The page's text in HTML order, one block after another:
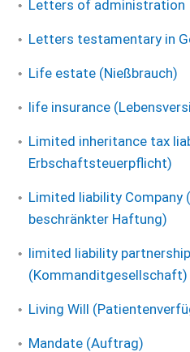
Letters of administration
Letters testamentary in
Life estate (Nießbrauch)
life insurance
Limited inheritance tax
Erbschaftsteuerpflicht)
Limited liability Company
beschränkter Haftung)
limited liability partnership
(Kommanditgesellschaft)
Living Will
Mandate (Auftrag)